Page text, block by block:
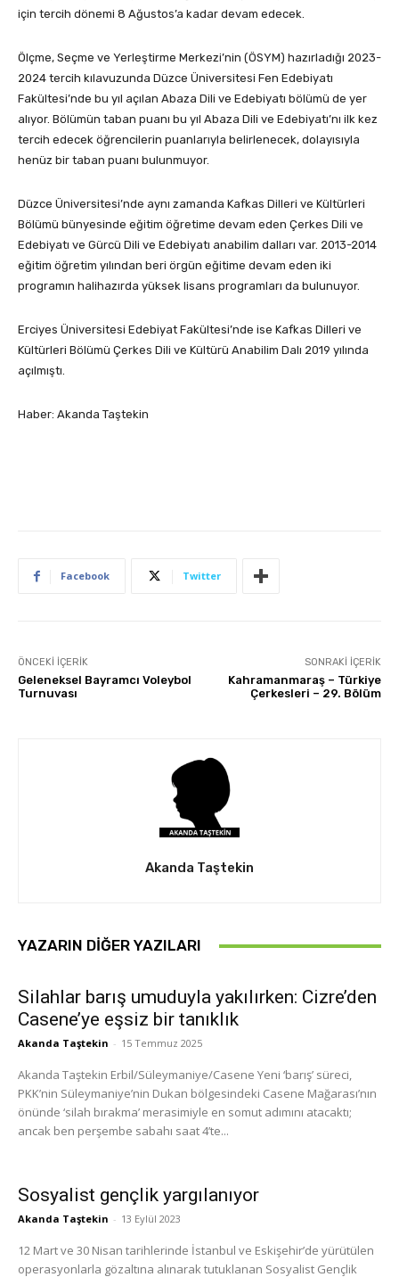
için tercih dönemi 8 Ağustos’a kadar devam edecek.
Ölçme, Seçme ve Yerleştirme Merkezi’nin (ÖSYM) hazırladığı 2023-
2024 tercih kılavuzunda Düzce Üniversitesi Fen Edebiyatı
Fakültesi’nde bu yıl açılan Abaza Dili ve Edebiyatı bölümü de yer
alıyor. Bölümün taban puanı bu yıl Abaza Dili ve Edebiyatı’nı ilk kez
tercih edecek öğrencilerin puanlarıyla belirlenecek, dolayısıyla
henüz bir taban puanı bulunmuyor.
Düzce Üniversitesi’nde aynı zamanda Kafkas Dilleri ve Kültürleri
Bölümü bünyesinde eğitim öğretime devam eden Çerkes Dili ve
Edebiyatı ve Gürcü Dili ve Edebiyatı anabilim dalları var. 2013-2014
eğitim öğretim yılından beri örgün eğitime devam eden iki
programın halihazırda yüksek lisans programları da bulunuyor.
Erciyes Üniversitesi Edebiyat Fakültesi’nde ise Kafkas Dilleri ve
Kültürleri Bölümü Çerkes Dili ve Kültürü Anabilim Dalı 2019 yılında
açılmıştı.
Haber: Akanda Taştekin
Facebook Twitter
ÖNCEKI İÇERIK
Geleneksel Bayramcı Voleybol
Turnuvası
SONRAKI İÇERIK
Kahramanmaraş – Türkiye
Çerkesleri – 29. Bölüm
Akanda Taştekin
YAZARIN DIĞER YAZILARI
Silahlar barış umuduyla yakılırken: Cizre’den
Casene’ye eşsiz bir tanıklık
Akanda Taştekin - 15 Temmuz 2025
Akanda Taştekin Erbil/Süleymaniye/Casene Yeni ‘barış’ süreci,
PKK’nin Süleymaniye’nin Dukan bölgesindeki Casene Mağarası’nın
önünde ‘silah bırakma’ merasimiyle en somut adımını atacaktı;
ancak ben perşembe sabahı saat 4’te...
Sosyalist gençlik yargılanıyor
Akanda Taştekin - 13 Eylül 2023
12 Mart ve 30 Nisan tarihlerinde İstanbul ve Eskişehir’de yürütülen
operasyonlarla gözaltına alınarak tutuklanan Sosyalist Gençlik